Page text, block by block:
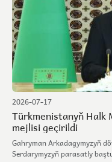
2026-07-17
Türkmenistanyň Halk
mejlisi geçirildi
Gahryman Arkadagymyzyň
Serdarymyzyň parasatly